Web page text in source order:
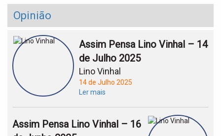
Opinião
Assim Pensa Lino Vinhal – 14
de Julho 2025
Lino Vinhal
14 de Julho 2025
Ler mais
Assim Pensa Lino Vinhal – 16